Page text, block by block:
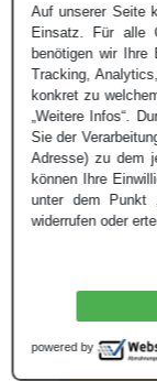
Führung der
Frankreich
die finanziellen
restlichen
erzielten
heute auf drei
Workstrands
Auf unserer Seite
Einsatz. Für alle
benötigen wir Ihre
Tracking,
konkret zu
„Weitere Infos“.
Sie der
Adresse) zu dem
können Ihre
unter dem Punkt
widerrufen oder
powered by